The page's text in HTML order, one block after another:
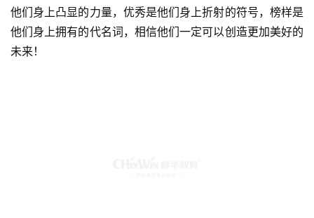
他们身上凸显的力量，优秀是他们身上折射的符号，榜样是
他们身上拥有的代名词，相信他们一定可以创造更加美好的
未来！